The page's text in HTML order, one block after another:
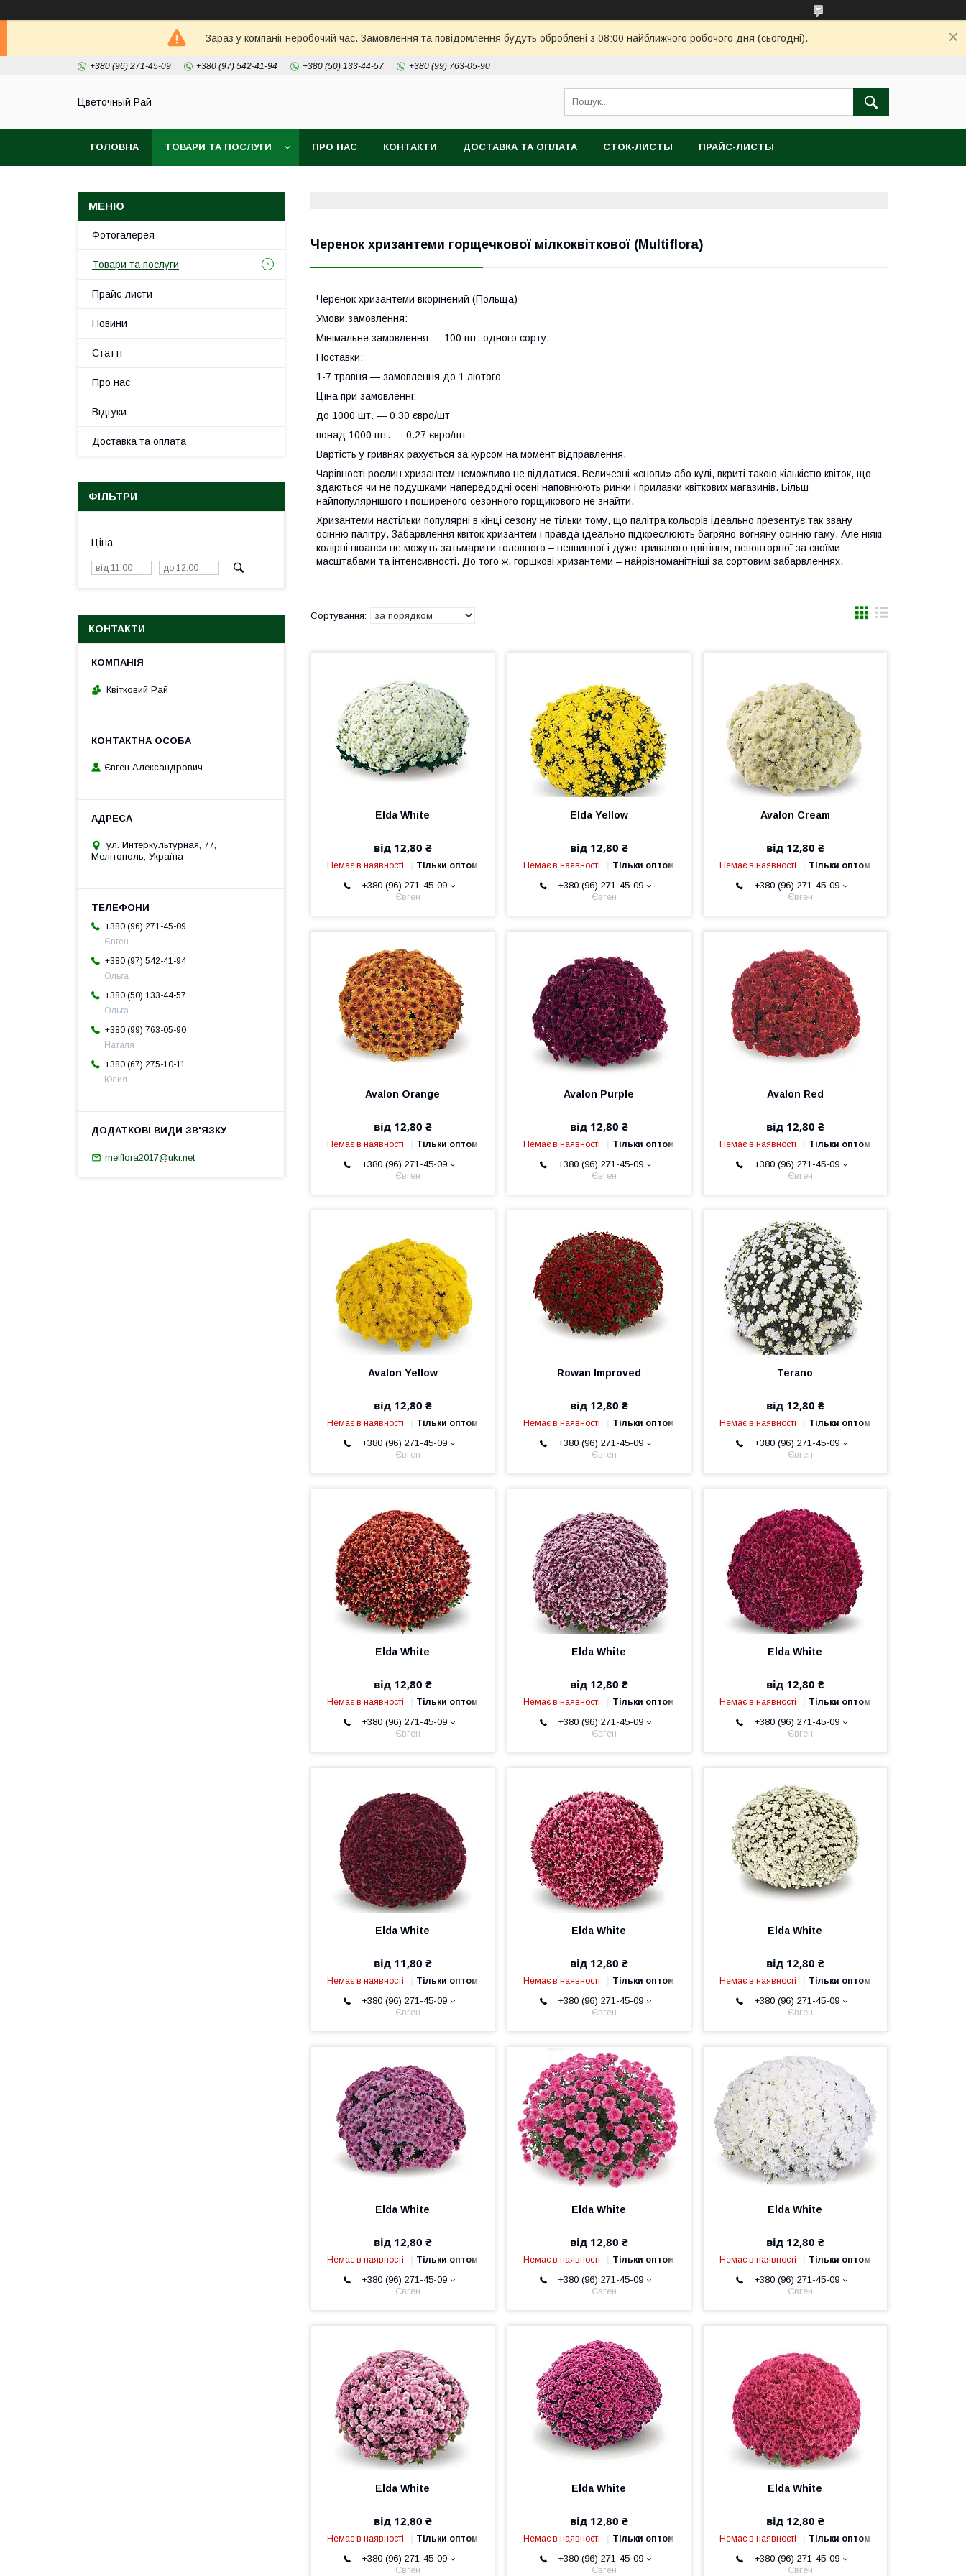
Зараз у компанії неробочий час. Замовлення та повідомлення будуть оброблені з 08:00 найближчого робочого дня (сьогодні).
+380 (96) 271-45-09 +380 (97) 542-41-94 +380 (50) 133-44-57 +380 (99) 763-05-90
Цветочный Рай
ГОЛОВНА ТОВАРИ ТА ПОСЛУГИ ПРО НАС КОНТАКТИ ДОСТАВКА ТА ОПЛАТА СТОК-ЛИСТЫ ПРАЙС-ЛИСТЫ
Черенок хризантеми горщечкової мілкоквіткової (Multiflora)
Черенок хризантеми вкорінений (Польща)
Умови замовлення:
Мінімальне замовлення ― 100 шт. одного сорту.
Поставки:
1-7 травня — замовлення до 1 лютого
Ціна при замовленні:
до 1000 шт. ― 0.30 євро/шт
понад 1000 шт. ― 0.27 євро/шт
Вартість у гривнях рахується за курсом на момент відправлення.
Чарівності рослин хризантем неможливо не піддатися. Величезні «снопи» або кулі, вкриті такою кількістю квіток, що
здаються чи не подушками напередодні осені наповнюють ринки і прилавки квіткових магазинів. Більш
найпопулярнішого і поширеного сезонного горщикового не знайти.
Хризантеми настільки популярні в кінці сезону не тільки тому, що палітра кольорів ідеально презентує так звану
осінню палітру. Забарвлення квіток хризантем і правда ідеально підкреслюють багряно-вогняну осінню гаму. Але ніякі
колірні нюанси не можуть затьмарити головного – невпинної і дуже тривалого цвітіння, неповторної за своїми
масштабами та інтенсивності. До того ж, горшкові хризантеми – найрізноманітніші за сортовим забарвленнях.
Elda White
від 12,80 ₴
Немає в наявності Тільки оптом
+380 (96) 271-45-09
Євген
Elda Yellow
від 12,80 ₴
Немає в наявності Тільки оптом
+380 (96) 271-45-09
Євген
Avalon Cream
від 12,80 ₴
Немає в наявності Тільки оптом
+380 (96) 271-45-09
Євген
Avalon Orange
від 12,80 ₴
Немає в наявності Тільки оптом
+380 (96) 271-45-09
Євген
Avalon Purple
від 12,80 ₴
Немає в наявності Тільки оптом
+380 (96) 271-45-09
Євген
Avalon Red
від 12,80 ₴
Немає в наявності Тільки оптом
+380 (96) 271-45-09
Євген
Avalon Yellow
від 12,80 ₴
Немає в наявності Тільки оптом
+380 (96) 271-45-09
Євген
Rowan Improved
від 12,80 ₴
Немає в наявності Тільки оптом
+380 (96) 271-45-09
Євген
Terano
від 12,80 ₴
Немає в наявності Тільки оптом
+380 (96) 271-45-09
Євген
Elda White
від 12,80 ₴
Немає в наявності Тільки оптом
+380 (96) 271-45-09
Євген
Elda White
від 12,80 ₴
Немає в наявності Тільки оптом
+380 (96) 271-45-09
Євген
Elda White
від 12,80 ₴
Немає в наявності Тільки оптом
+380 (96) 271-45-09
Євген
Elda White
від 11,80 ₴
Немає в наявності Тільки оптом
+380 (96) 271-45-09
Євген
Elda White
від 12,80 ₴
Немає в наявності Тільки оптом
+380 (96) 271-45-09
Євген
Elda White
від 12,80 ₴
Немає в наявності Тільки оптом
+380 (96) 271-45-09
Євген
Elda White
від 12,80 ₴
Немає в наявності Тільки оптом
+380 (96) 271-45-09
Євген
Elda White
від 12,80 ₴
Немає в наявності Тільки оптом
+380 (96) 271-45-09
Євген
Elda White
від 12,80 ₴
Немає в наявності Тільки оптом
+380 (96) 271-45-09
Євген
Elda White
від 12,80 ₴
Немає в наявності Тільки оптом
+380 (96) 271-45-09
Євген
Elda White
від 12,80 ₴
Немає в наявності Тільки оптом
+380 (96) 271-45-09
Євген
Elda White
від 12,80 ₴
Немає в наявності Тільки оптом
+380 (96) 271-45-09
Євген
Фотогалерея
Товари та послуги
Прайс-листи
Новини
Статті
Про нас
Відгуки
Доставка та оплата
ФІЛЬТРИ
Ціна
КОНТАКТИ
Квітковий Рай
Євген Александрович
ул. Интеркультурная, 77,
Мелітополь, Україна
+380 (96) 271-45-09
Євген
+380 (97) 542-41-94
Ольга
+380 (50) 133-44-57
Ольга
+380 (99) 763-05-90
Наталя
+380 (67) 275-10-11
Юлия
melflora2017@ukr.net